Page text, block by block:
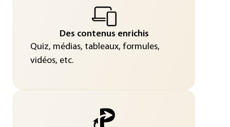
Des contenus enrichis
Quiz, médias, tableaux, formules,
vidéos, etc.